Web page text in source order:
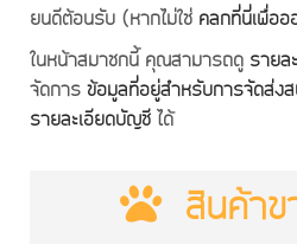
ยินดีต้อนรับ (หากไม่ใช่ คลิกที่นี่เพื่ออ
ในหน้าสมาชิกนี้ คุณสามารถดู รายล
จัดการ ข้อมูลที่อยู่สำหรับการจัดส่ง
รายละเอียดบัญชี ได้
สินค้าข